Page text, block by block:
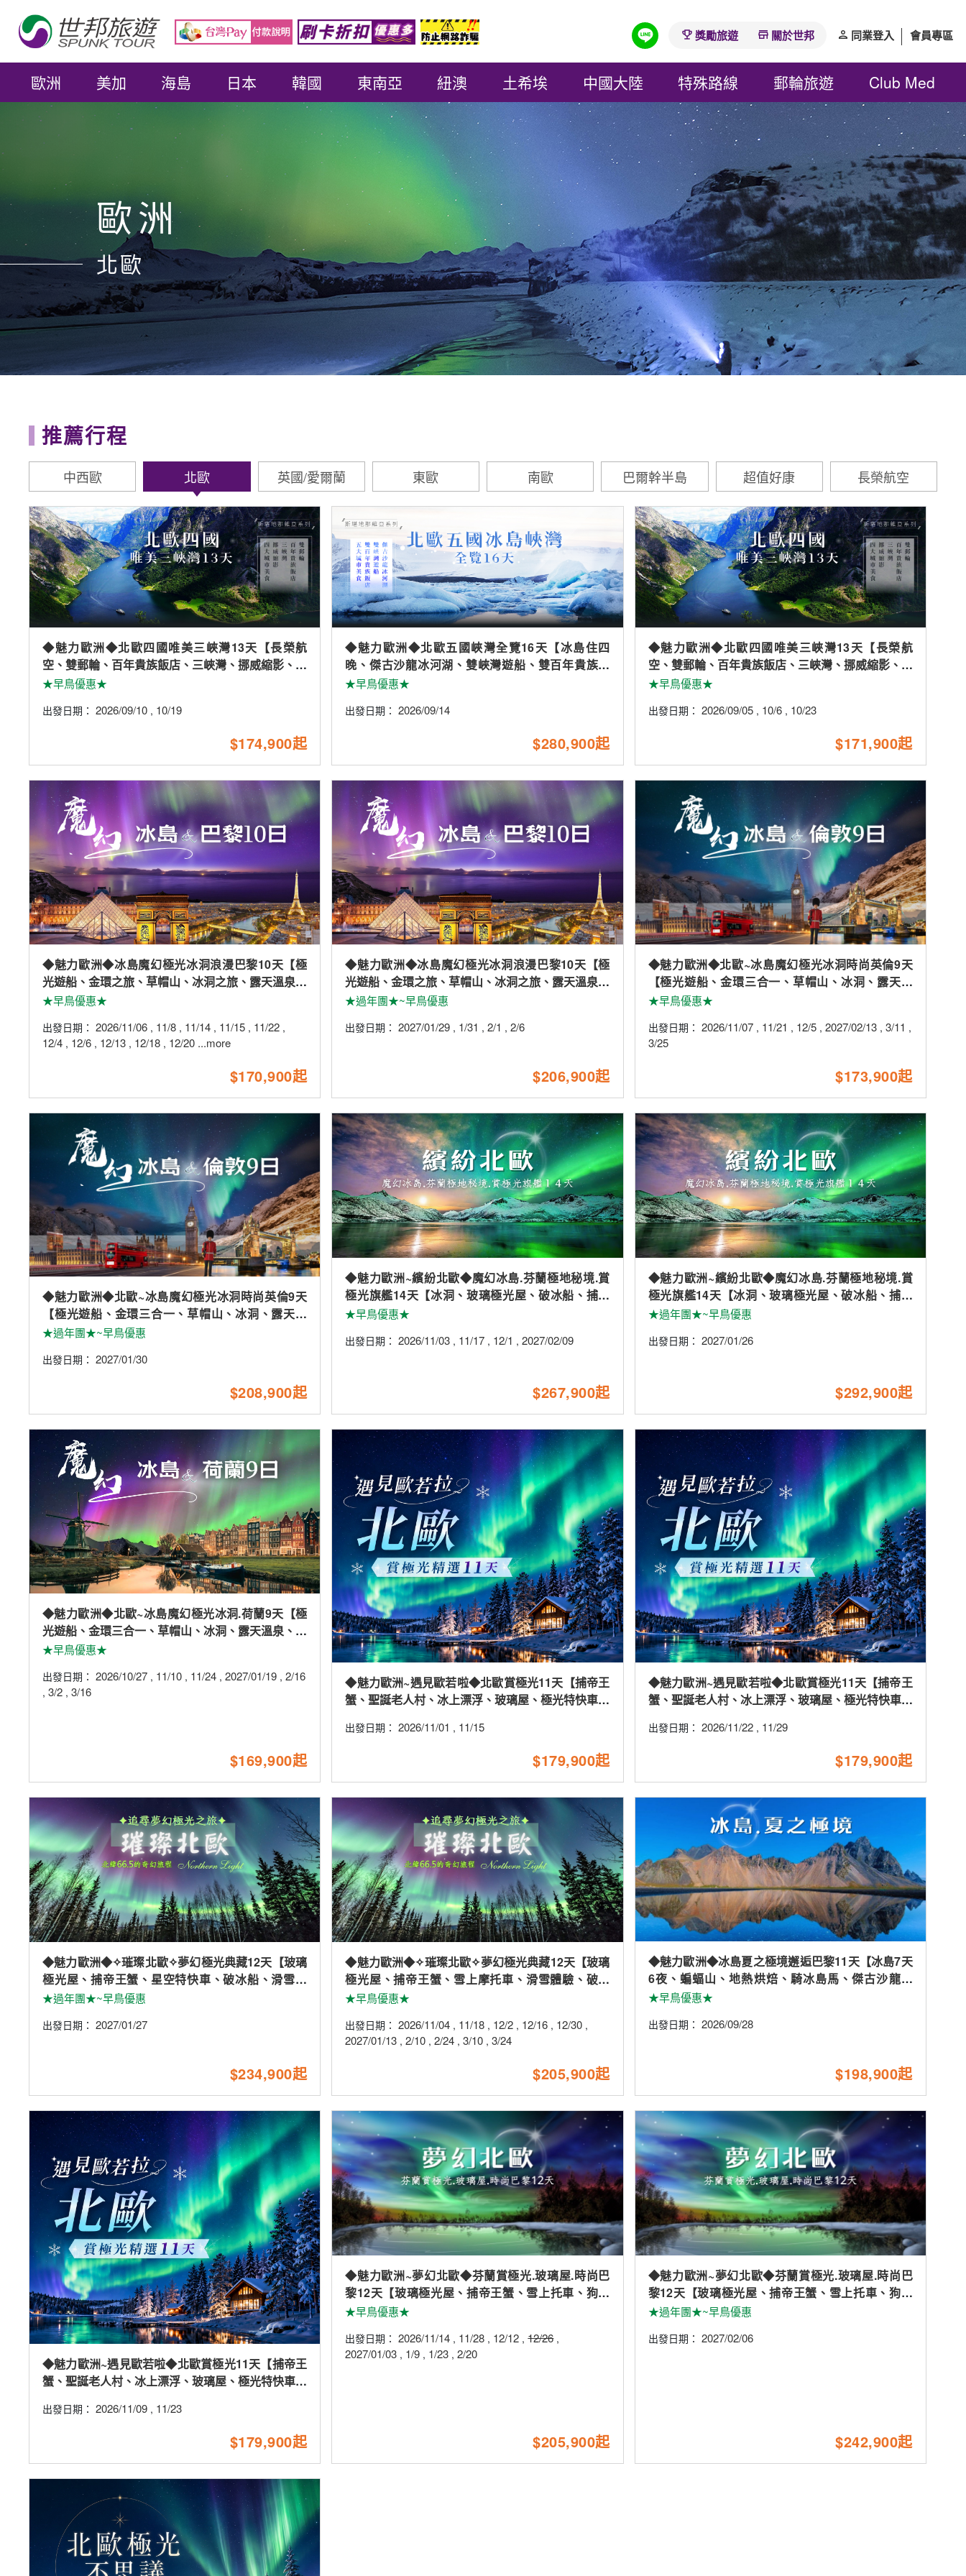
獎勵旅遊 關於世邦 同業登入 會員專區
歐洲 美加 海島 日本 韓國 東南亞 紐澳 土希埃 中國大陸 特殊路線 郵輪旅遊 Club Med
歐洲
北歐
推薦行程
中西歐 北歐 英國/愛爾蘭 東歐 南歐 巴爾幹半島 超值好康 長榮航空
◆魅力歐洲◆北歐四國唯美三峽灣13天【長榮航
空、雙郵輪、百年貴族飯店、三峽灣、挪威縮影、布
麗斯達冰河】
★早鳥優惠★
出發日期： 2026/09/10 , 10/19
$174,900起
◆魅力歐洲◆北歐五國峽灣全覽16天【冰島住四
晚、傑古沙龍冰河湖、雙峽灣遊船、雙百年貴族飯
店、五大城市美食】
★早鳥優惠★
出發日期：2026/09/14
$280,900起
◆魅力歐洲◆北歐四國唯美三峽灣13天【長榮航
空、雙郵輪、百年貴族飯店、三峽灣、挪威縮影、布
麗斯達冰河】
★早鳥優惠★
出發日期： 2026/09/05, 10/6, 10/23
$171,900起
◆魅力歐洲◆冰島魔幻極光冰洞浪漫巴黎10天【極
光遊船、金環之旅、草帽山、冰洞之旅、露天溫泉、
火山岩漿隧道、巴黎兩晚市區】
★早鳥優惠★
出發日期： 2026/11/06 , 11/8 , 11/14 , 11/15 , 11/22 ,
12/4 , 12/6 , 12/13 , 12/18 , 12/20 ...more
$170,900起
◆魅力歐洲◆冰島魔幻極光冰洞浪漫巴黎10天【極
光遊船、金環之旅、草帽山、冰洞之旅、露天溫泉、
火山岩漿隧道、巴黎兩晚五星】
★過年團★~早鳥優惠
出發日期：2027/01/29 , 1/31 ,2/1 ,2/6
$206,900起
◆魅力歐洲◆北歐~冰島魔幻極光冰洞時尚英倫9天
【極光遊船、金環三合一、草帽山、冰洞、露天溫
泉、火山岩漿隧道、小龍蝦餐】
★早鳥優惠★
出發日期： 2026/11/07, 11/21 , 12/5, 2027/02/13, 3/11 ,
3/25
$173,900起
◆魅力歐洲◆北歐~冰島魔幻極光冰洞時尚英倫9天
【極光遊船、金環三合一、草帽山、冰洞、露天溫
泉、火山岩漿隧道、小龍蝦餐】
★過年團★~早鳥優惠
出發日期： 2027/01/30
$208,900起
◆魅力歐洲~繽紛北歐◆魔幻冰島.芬蘭極地秘境.賞
極光旗艦14天【冰洞、玻璃極光屋、破冰船、捕帝
王蟹、雪上摩托車、滑雪】
★早鳥優惠★
出發日期：2026/11/03 , 11/17 , 12/1 ,2027/02/09
$267,900起
◆魅力歐洲~繽紛北歐◆魔幻冰島.芬蘭極地秘境.賞
極光旗艦14天【冰洞、玻璃極光屋、破冰船、捕帝
王蟹、雪上摩托車、滑雪】
★過年團★~早鳥優惠
出發日期： 2027/01/26
$292,900起
◆魅力歐洲◆北歐~冰島魔幻極光冰洞.荷蘭9天【極
光遊船、金環三合一、草帽山、冰洞、露天溫泉、火
山岩漿隧道、小龍蝦餐】
★早鳥優惠★
出發日期： 2026/10/27 , 11/10 , 11/24 , 2027/01/19 , 2/16
, 3/2 , 3/16
$169,900起
◆魅力歐洲~遇見歐若啦◆北歐賞極光11天【捕帝王
蟹、聖誕老人村、冰上漂浮、玻璃屋、極光特快車、
出發日期：2026/11/01 , 11/15
$179,900起
◆魅力歐洲~遇見歐若啦◆北歐賞極光11天【捕帝王
蟹、聖誕老人村、冰上漂浮、玻璃屋、極光特快車、
出發日期： 2026/11/22, 11/29
$179,900起
◆魅力歐洲◆✧璀璨北歐✧夢幻極光典藏12天【玻璃
極光屋、捕帝王蟹、星空特快車、破冰船、滑雪體
驗、雪上摩托車、五星酒店】
★過年團★~早鳥優惠
出發日期： 2027/01/27
$234,900起
◆魅力歐洲◆✧璀璨北歐✧夢幻極光典藏12天【玻璃
極光屋、捕帝王蟹、雪上摩托車、滑雪體驗、破冰
船、極光列車、五星酒店】
★早鳥優惠★
出發日期：2026/11/04 , 11/18 , 12/2 , 12/16 , 12/30 ,
2027/01/13 ,2/10 ,2/24 ,3/10 ,3/24
$205,900起
◆魅力歐洲◆冰島夏之極境邂逅巴黎11天【冰島7天
6夜、蝙蝠山、地熱烘焙、騎冰島馬、傑古沙龍遊
船、鐵塔晚宴、巴黎市區2晚】
★早鳥優惠★
出發日期： 2026/09/28
$198,900起
◆魅力歐洲~遇見歐若啦◆北歐賞極光11天【捕帝王
蟹、聖誕老人村、冰上漂浮、玻璃屋、極光特快車、
出發日期： 2026/11/09 , 11/23
$179,900起
◆魅力歐洲~夢幻北歐◆芬蘭賞極光.玻璃屋.時尚巴
黎12天【玻璃極光屋、捕帝王蟹、雪上托車、狗拉
雪橇、破冰船、極光列車】
★早鳥優惠★
出發日期：2026/11/14 , 11/28 , 12/12 ,12/26,
2027/01/03 , 1/9 , 1/23 ,2/20
$205,900起
◆魅力歐洲~夢幻北歐◆芬蘭賞極光.玻璃屋.時尚巴
黎12天【玻璃極光屋、捕帝王蟹、雪上托車、狗拉
雪橇、破冰船、極光列車】
★過年團★~早鳥優惠
出發日期： 2027/02/06
$242,900起